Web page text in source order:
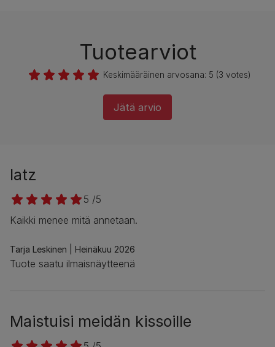
Tuotearviot
Keskimääräinen arvosana: 5 (3 votes)
Jätä arvio
latz
5 /5
Kaikki menee mitä annetaan.
Tarja Leskinen Heinäkuu 2026
Tuote saatu ilmaisnäytteenä
Maistuisi meidän kissoille